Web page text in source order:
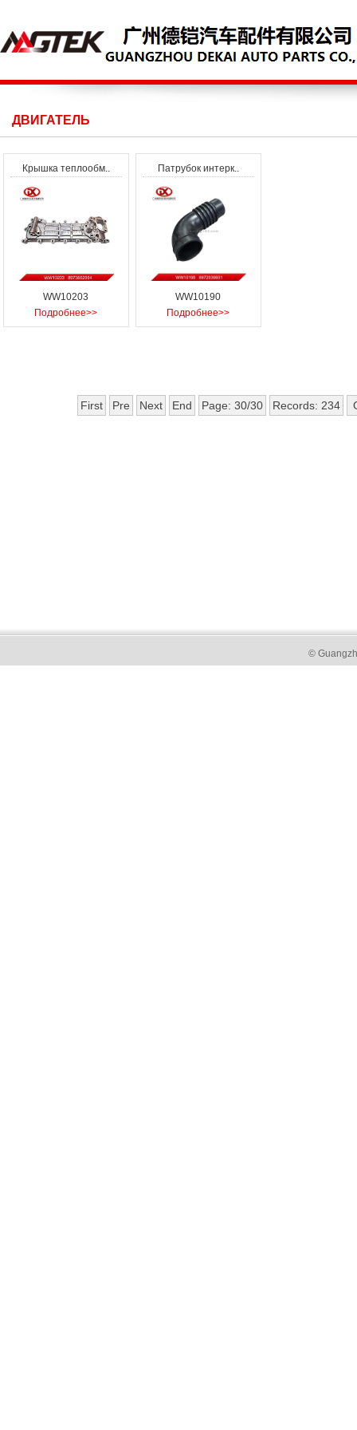
ДВИГАТЕЛЬ
Крышка теплообм..
WW10203
Подробнее>>
Патрубок интерк..
WW10190
Подробнее>>
First Pre Next End Page: 30/30 Records: 234
©